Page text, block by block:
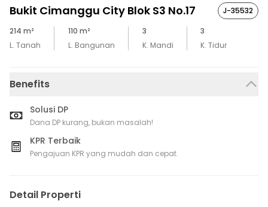
Bukit Cimanggu City Blok S3 No.17
J-35532
214 m²
L. Tanah
110 m²
L. Bangunan
3
K. Mandi
3
K. Tidur
Benefits
Solusi DP
Dana DP kurang, bukan masalah!
KPR Terbaik
Pengajuan KPR yang mudah dan cepat.
Detail Properti